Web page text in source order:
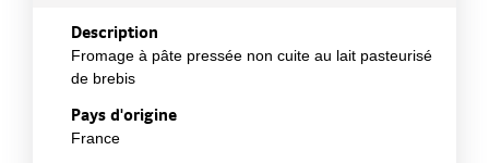
Description
Fromage à pâte pressée non cuite au lait pasteurisé
de brebis
Pays d'origine
France